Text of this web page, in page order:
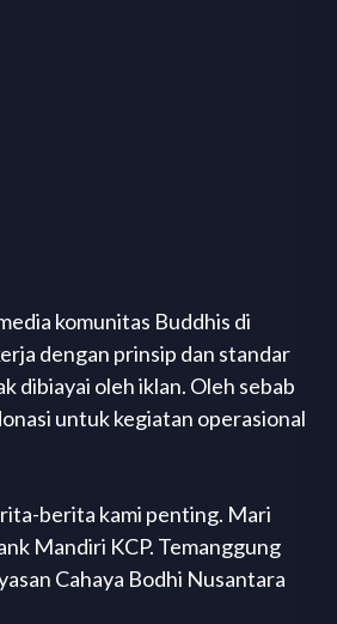
komunitas Buddhis di
dengan prinsip dan standar
dibiayai oleh iklan. Oleh sebab
untuk kegiatan operasional
berita kami penting. Mari
Mandiri KCP. Temanggung
Cahaya Bodhi Nusantara